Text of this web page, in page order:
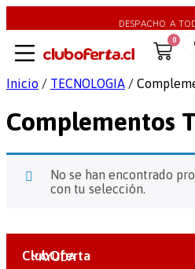
DESPACHO A
0
Inicio / TECNOLOGIA /
Complementos
No se han encontrado
con tu selección.
ClubOferta
AYUDA